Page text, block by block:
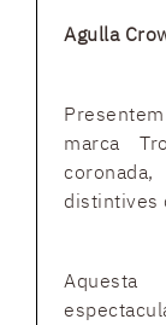
Agulla
marca
distintives